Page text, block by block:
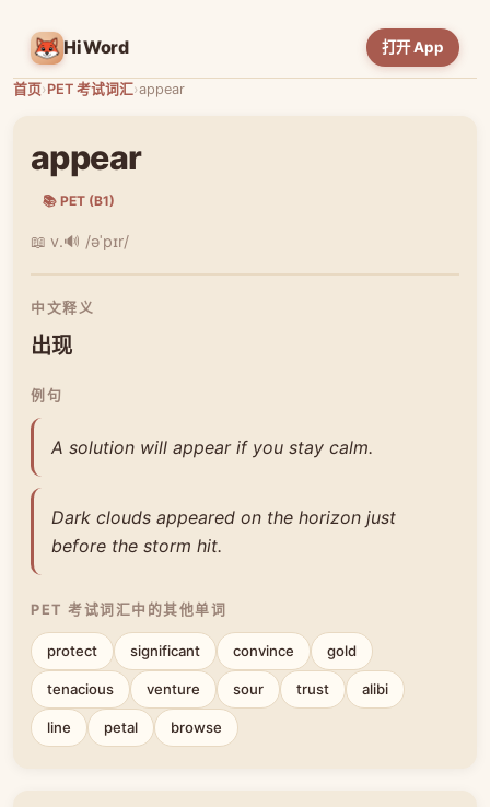
HiWord 打开 App
首页›PET 考试词汇›appear
appear
📚 PET (B1)
📖 v.🔊 /əˈpɪr/
中文释义
出现
例句
A solution will appear if you stay calm.
Dark clouds appeared on the horizon just
before the storm hit.
PET 考试词汇中的其他单词
protect significant convince gold
tenacious venture sour trust alibi
line petal browse